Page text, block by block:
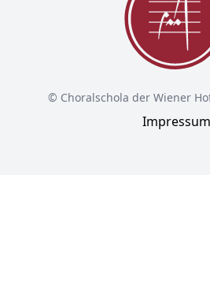
© Choralschola der Wiener
Impressum